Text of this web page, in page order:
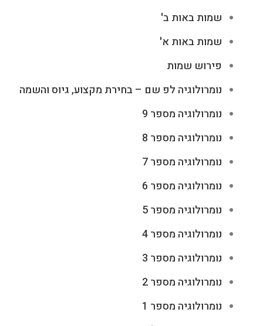
שמות באות ב'
שמות באות א'
פירוש שמות
נומרולוגיה לפ שם – בחירת מקצוע, גיוס והשמה
נומרולוגיה מספר 9
נומרולוגיה מספר 8
נומרולוגיה מספר 7
נומרולוגיה מספר 6
נומרולוגיה מספר 5
נומרולוגיה מספר 4
נומרולוגיה מספר 3
נומרולוגיה מספר 2
נומרולוגיה מספר 1